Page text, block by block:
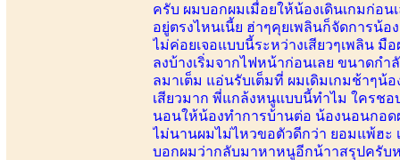
ครับ ผมบอกผมเมื่อยให้น้องเดินเกมก่อ
อยู่ตรงไหนเนี้ย ฮ่าๆคุยเพลินก็จัดการน้อ
ไม่ค่อยเจอแบบนี้ระหว่างเสียวๆเพลิน
ลงบ้างเริ่มจากไฟหน้าก่อนเลย ขนาดก
ลมาเต็ม แอ่นรับเต็มที่ ผมเดิมเกมช้าๆ
เสียวมาก พี่แกล้งหนูแบบนี้ทำไม ใครช
นอนให้น้องทำการบ้านต่อ น้องนอนกอ
ไม่นานผมไม่ไหวขอตัวดีกว่า ยอมแพ้ฮะ
บอกผมว่ากลับมาหาหนูอีกน้าาสรุปครับ